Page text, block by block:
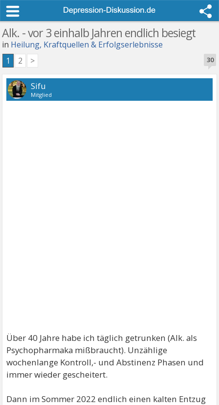
Alk. - vor 3 einhalb Jahren endlich besiegt
in Heilung, Kraftquellen & Erfolgserlebnisse
30
1 2 >
Sifu
Mitglied
Über 40 Jahre habe ich täglich getrunken (Alk. als
Psychopharmaka mißbraucht). Unzählige
wochenlange Kontroll,- und Abstinenz Phasen und
immer wieder gescheitert.
Dann im Sommer 2022 endlich einen kalten Entzug